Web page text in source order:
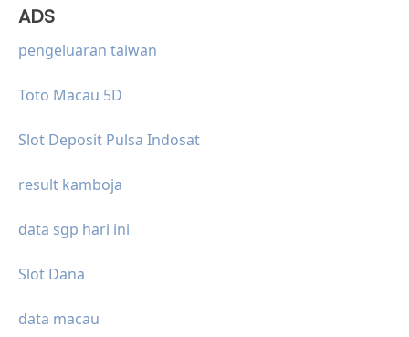
ADS
pengeluaran taiwan
Toto Macau 5D
Slot Deposit Pulsa Indosat
result kamboja
data sgp hari ini
Slot Dana
data macau